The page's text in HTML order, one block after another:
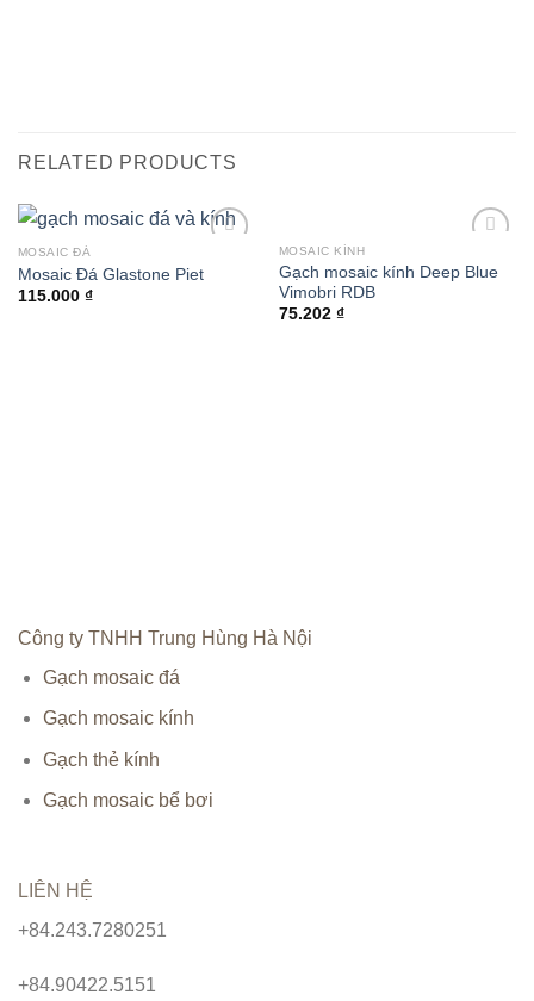
RELATED PRODUCTS
wishlist
MOSAIC ĐÁ
Mosaic Đá Glastone Piet
115.000 ₫
wishlist
MOSAIC KÍNH
Gạch mosaic kính Deep Blue
Vimobri RDB
75.202 ₫
Công ty TNHH Trung Hùng Hà Nội
Gạch mosaic đá
Gạch mosaic kính
Gạch thẻ kính
Gạch mosaic bể bơi
LIÊN HỆ
+84.243.7280251
+84.90422.5151